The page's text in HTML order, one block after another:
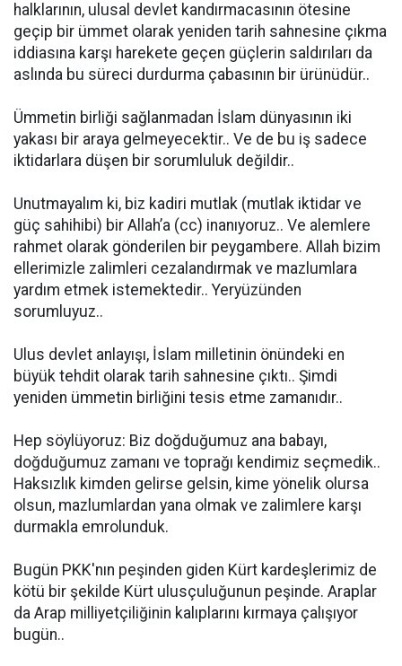
halklarının, ulusal devlet kandırmacasının ötesine
geçip bir ümmet olarak yeniden tarih sahnesine çıkma
iddiasına karşı harekete geçen güçlerin saldırıları da
aslında bu süreci durdurma çabasının bir ürünüdür..
Ümmetin birliği sağlanmadan İslam dünyasının iki
yakası bir araya gelmeyecektir.. Ve de bu iş sadece
iktidarlara düşen bir sorumluluk değildir..
Unutmayalım ki, biz kadiri mutlak (mutlak iktidar ve
güç sahihibi) bir Allah’a (cc) inanıyoruz.. Ve alemlere
rahmet olarak gönderilen bir peygambere. Allah bizim
ellerimizle zalimleri cezalandırmak ve mazlumlara
yardım etmek istemektedir.. Yeryüzünden
sorumluyuz..
Ulus devlet anlayışı, İslam milletinin önündeki en
büyük tehdit olarak tarih sahnesine çıktı.. Şimdi
yeniden ümmetin birliğini tesis etme zamanıdır..
Hep söylüyoruz: Biz doğduğumuz ana babayı,
doğduğumuz zamanı ve toprağı kendimiz seçmedik..
Haksızlık kimden gelirse gelsin, kime yönelik olursa
olsun, mazlumlardan yana olmak ve zalimlere karşı
durmakla emrolunduk.
Bugün PKK'nın peşinden giden Kürt kardeşlerimiz de
kötü bir şekilde Kürt ulusçuluğunun peşinde. Araplar
da Arap milliyetçiliğinin kalıplarını kırmaya çalışıyor
bugün..